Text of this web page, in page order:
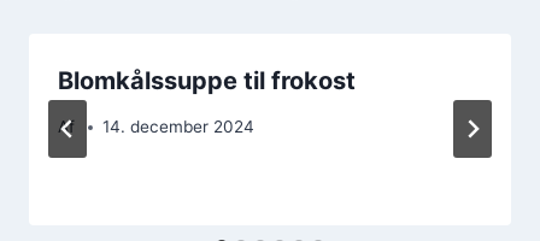
Blomkålssuppe til frokost
Af 14. december 2024